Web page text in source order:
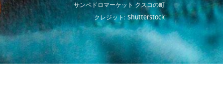
サンペドロマーケット クスコの町
クレジット: Shutterstock